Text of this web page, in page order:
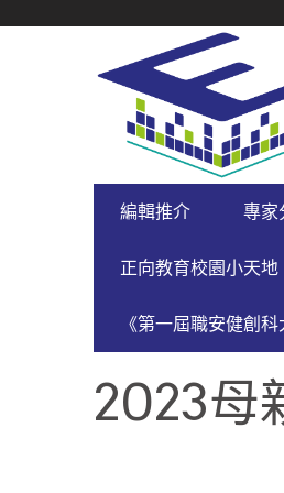
NAVIGATION
PRIMARY
NAVIGATION
編輯推介 專家
正向教育校園小天地
《第一屆職安健創科
2023母